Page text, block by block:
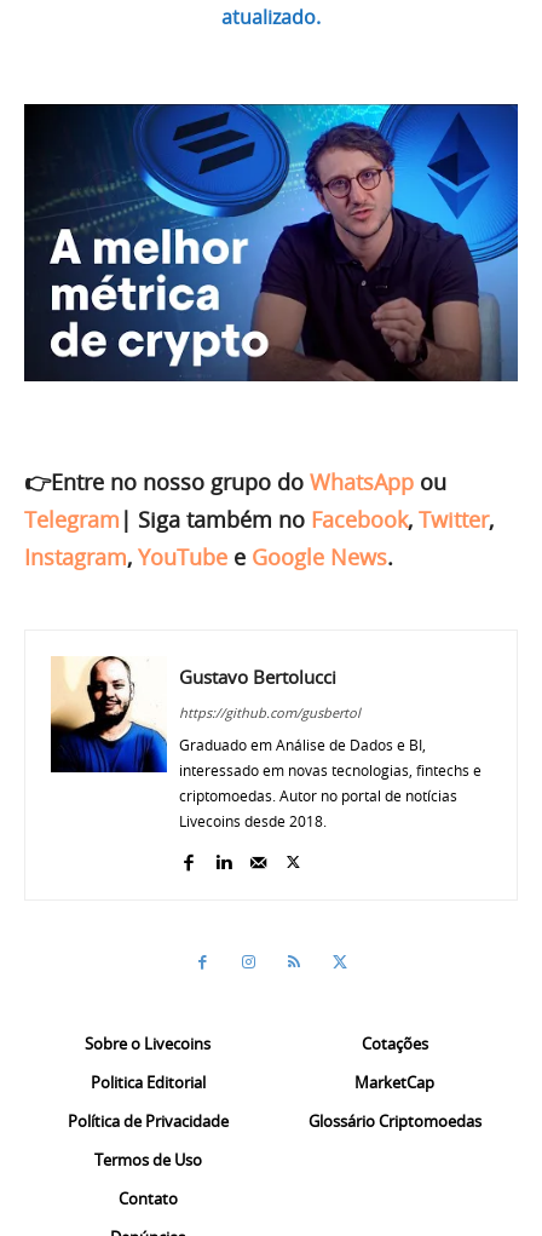
atualizado.
👉Entre no nosso grupo do WhatsApp ou
Telegram | Siga também no Facebook, Twitter,
Instagram, YouTube e Google News.
Gustavo Bertolucci
https://github.com/gusbertol
Graduado em Análise de Dados e BI,
interessado em novas tecnologias, fintechs e
criptomoedas. Autor no portal de notícias
Livecoins desde 2018.
Sobre o Livecoins
Politica Editorial
Política de Privacidade
Termos de Uso
Contato
Cotações
MarketCap
Glossário Criptomoedas